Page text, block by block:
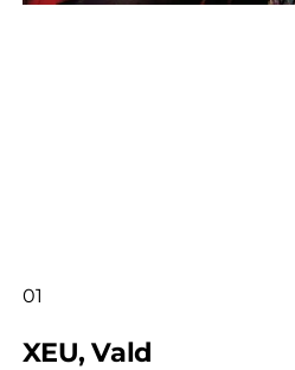
01
XEU, Vald